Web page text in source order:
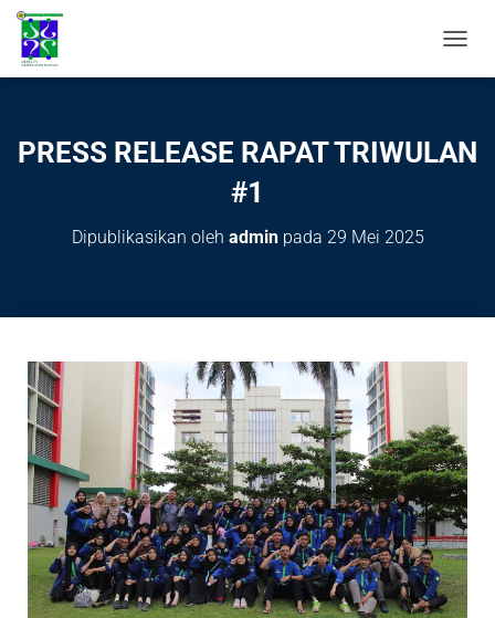
O
L
E
PRESS RELEASE RAPAT TRIWULAN
#1
Dipublikasikan oleh adminpada 29 Mei 2025